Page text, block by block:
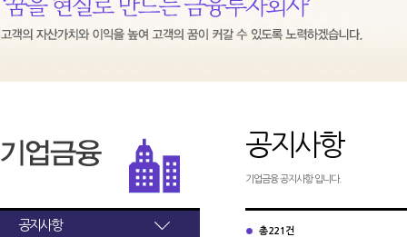
공지사항
공지사항
기업금융 공지사항 입니다.
총 221건